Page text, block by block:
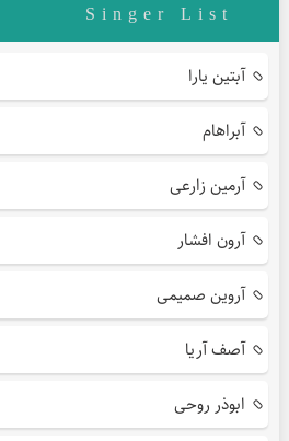
Singer List
آبتین یارا
آبراهام
آرمین زارعی
آرون افشار
آروین صمیمی
آصف آریا
ابوذر روحی